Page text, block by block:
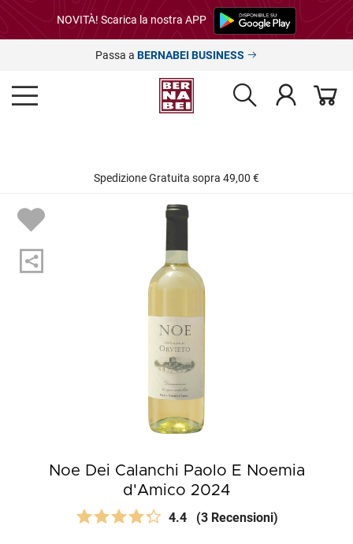
NOVITÀ! Scarica la nostra APP
Passa a BERNABEI BUSINESS
Spedizione Gratuita sopra 49,00 €
Noe Dei Calanchi Paolo E Noemia
d'Amico 2024
4.4 (3 Recensioni)